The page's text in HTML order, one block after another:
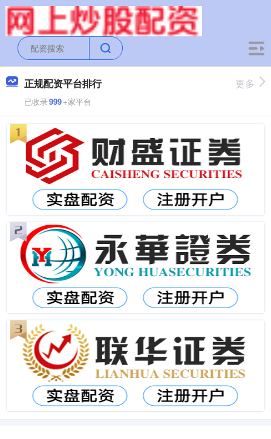
正规配资平台排行
已收录999+家平台
更多